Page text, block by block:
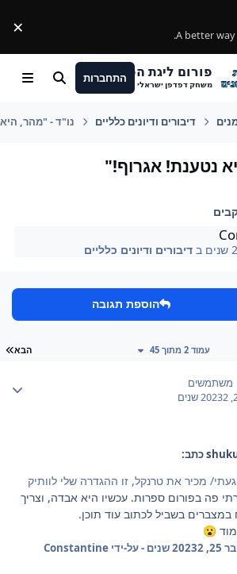
A better
.
×
פורום ליגת הפוקימונים
משחק דפדפן ישראלי
התחברות חיפוש Menu
דיבורים ודיונים כלליים נו"ד - "מהר,
נטענת! אגרוף!"
בדיבורים ודיונים כלליים
הוספת תגובה
הבא עמוד 2 מתוך 45
משתמשים
2 שנים
מכיר את טרנקל, זו ההגדרה שלי לוותיק
פה בפורום ספרות. עכשיו היא אבדה, וצריך
במצברים בשביל לכתוב עוד תוכן.
😮
2 שנים - על-ידי Constantine